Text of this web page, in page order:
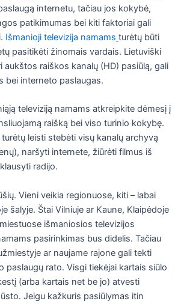
internetu, tačiau jos kokybė,
patikimumas bei kiti faktoriai gali
Išmanioji televizija namams turėtų būti
pasitikėti žinomais vardais. Lietuviški
aukštos raiškos kanalų (HD) pasiūlą, gali
bei interneto paslaugas.
televiziją namams atkreipkite dėmesį į
raišką bei viso turinio kokybę.
leisti stebėti visų kanalų archyvą
naršyti internete, žiūrėti filmus iš
radijo.
Vieni veikia regionuose, kiti – labai
šalyje. Štai Vilniuje ar Kaune, Klaipėdoje
išmaniosios televizijos
pasirinkimas bus didelis. Tačiau
ar naujame rajone gali tekti
paslaugų rato. Visgi tiekėjai kartais siūlo
(arba kartais net be jo) atvesti
Jeigu kažkuris pasiūlymas itin